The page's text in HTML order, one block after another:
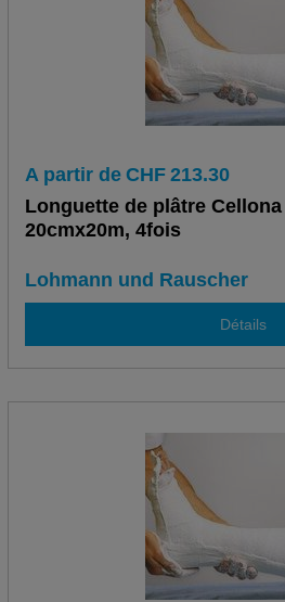
A partir de CHF 213.30
Longuette de plâtre
20cmx20m, 4fois
Lohmann und Rauscher
Détails